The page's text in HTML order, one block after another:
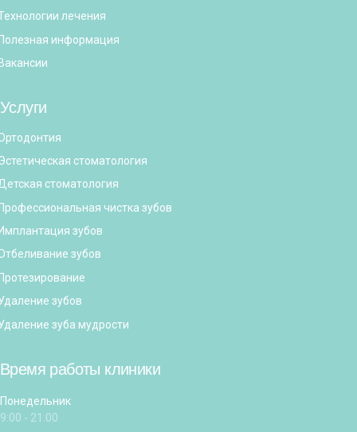
лечения
информация
Услуги
стоматология
стоматология
чистка зубов
зубов
зубов
зубов
зуба мудрости
Время работы клиники
Понедельник
9:00 - 21:00